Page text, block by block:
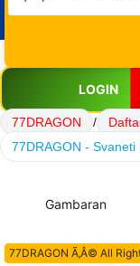
LOGIN
77DRAGON /
77DRAGON -
Gambaran
77DRAGON Ã‚Â© All